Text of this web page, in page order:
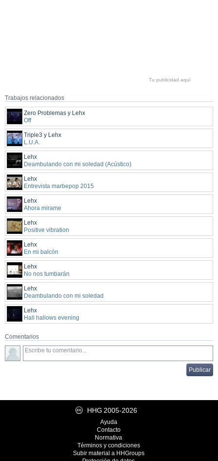
Tu publicidad aquí
Trabajos relacionados
Zero Problemas y Lehx
Off
Triple3 y Lehx
L.U.A.
Lehx
Deambulando con mi soledad (Acústico)
Lehx
Entrevista marbepop 2015
Lehx
Ahora mirame
Lehx
Positive vibration
Lehx
En mi balcón
Lehx
No nos tumbarán
Lehx
Deambulando con mi soledad
Lehx
Hall hallows evening
Comentarios
HHG 2005-2026
Ayuda
Contacto
Normativa
Términos y condiciones
Subir material a HHGroups